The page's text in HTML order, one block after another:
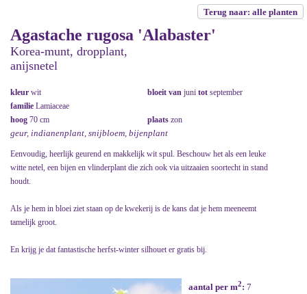
Terug naar: alle planten
Agastache rugosa 'Alabaster'
Korea-munt, dropplant,
anijsnetel
kleur wit bloeit van juni tot september
familie Lamiaceae
hoog 70 cm plaats zon
geur, indianenplant, snijbloem, bijenplant
Eenvoudig, heerlijk geurend en makkelijk wit spul. Beschouw het als een leuke
witte netel, een bijen en vlinderplant die zich ook via uitzaaien soortecht in stand
houdt.
Als je hem in bloei ziet staan op de kwekerij is de kans dat je hem meeneemt
tamelijk groot.
En krijg je dat fantastische herfst-winter silhouet er gratis bij.
aantal per m2: 7